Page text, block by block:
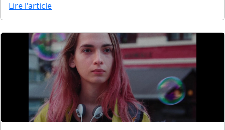
Lire l'article